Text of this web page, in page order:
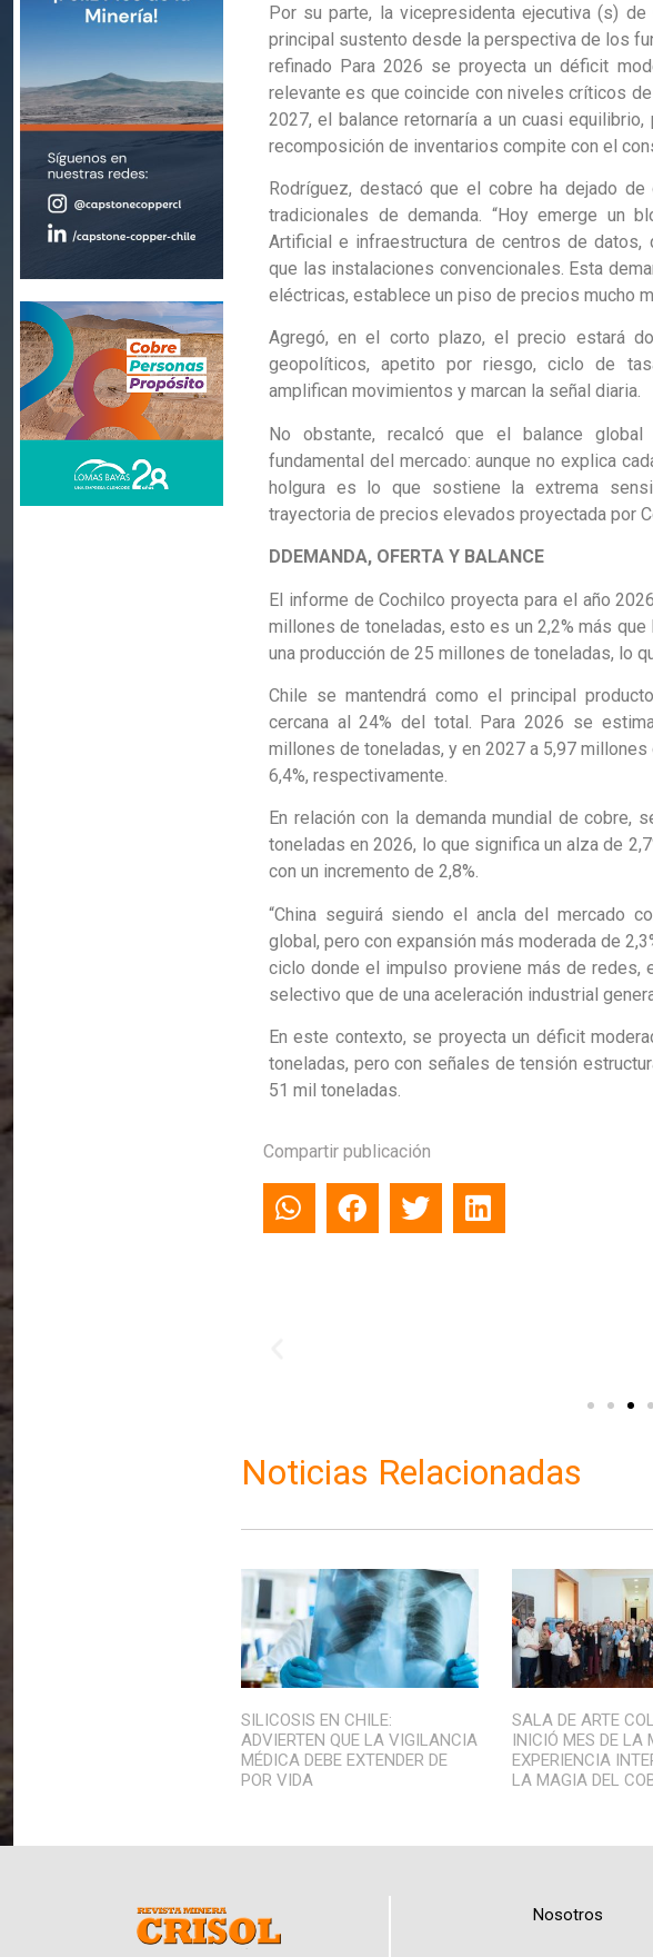
Por su parte, la vicepresidenta ejecutiva (s)
principal sustento desde la perspectiva de los
refinado Para 2026 se proyecta un déficit
relevante es que coincide con niveles críticos
2027, el balance retornaría a un cuasi
recomposición de inventarios compite con el
Rodríguez, destacó que el cobre ha dejado
tradicionales de demanda. “Hoy emerge un
Artificial e infraestructura de centros de
que las instalaciones convencionales. Esta
eléctricas, establece un piso de precios mucho
Agregó, en el corto plazo, el precio estará
geopolíticos, apetito por riesgo, ciclo de
amplifican movimientos y marcan la señal diaria.
No obstante, recalcó que el balance
fundamental del mercado: aunque no explica
holgura es lo que sostiene la extrema
trayectoria de precios elevados proyectada por
DDEMANDA, OFERTA Y BALANCE
El informe de Cochilco proyecta para el año
millones de toneladas, esto es un 2,2% más
una producción de 25 millones de toneladas, lo
Chile se mantendrá como el principal
cercana al 24% del total. Para 2026 se
millones de toneladas, y en 2027 a 5,97
6,4%, respectivamente.
En relación con la demanda mundial de
toneladas en 2026, lo que significa un alza de
con un incremento de 2,8%.
“China seguirá siendo el ancla del mercado
global, pero con expansión más moderada de
ciclo donde el impulso proviene más de
selectivo que de una aceleración industrial
En este contexto, se proyecta un déficit
toneladas, pero con señales de tensión
51 mil toneladas.
Compartir publicación
Noticias Relacionadas
SILICOSIS EN CHILE:
ADVIERTEN QUE LA VIGILANCIA
MÉDICA DEBE EXTENDER DE
POR VIDA
SALA DE ARTE
INICIÓ MES DE LA
EXPERIENCIA
LA MAGIA DEL
Nosotros